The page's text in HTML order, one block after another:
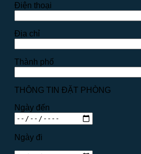
Điện thoại
Địa chỉ
Thành phố
THÔNG TIN ĐẶT PHÒNG
Ngày đến
Ngày đi